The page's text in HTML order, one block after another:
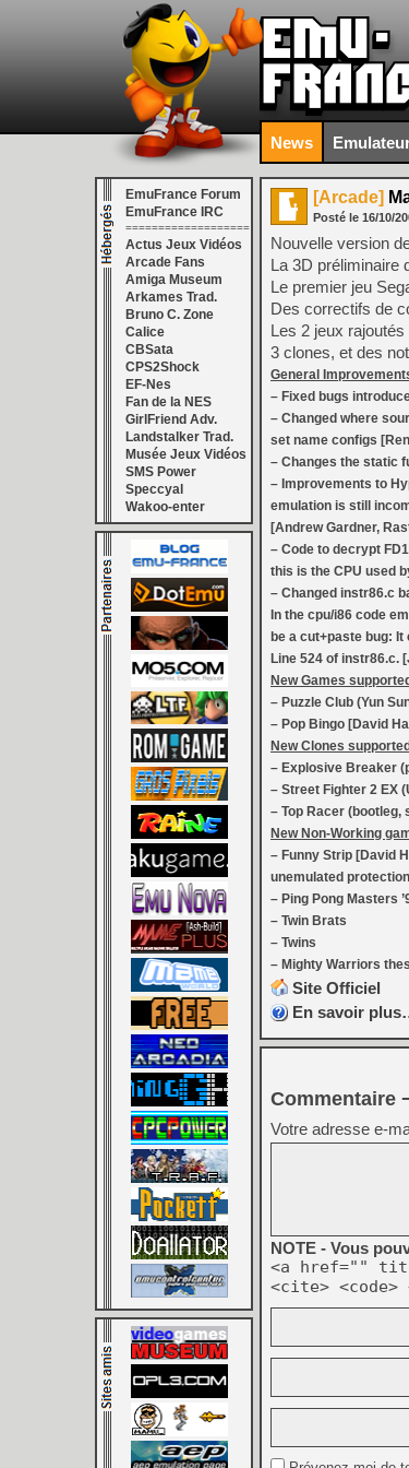
News
EmuFrance Forum
EmuFrance IRC
===================
Actus Jeux Vidéos
Arcade Fans
Amiga Museum
Arkames Trad.
Bruno C. Zone
Calice
CBSata
CPS2Shock
EF-Nes
Fan de la NES
GirlFriend Adv.
Landstalker Trad.
Musée Jeux Vidéos
SMS Power
Speccyal
Wakoo-enter
[Arcade]
Posté le 16/10/
Nouvelle version
La 3D préliminaire
Le premier jeu
Des correctifs de
Les 2 jeux rajoutés
3 clones, et des
General
– Fixed bugs
– Changed where
set name configs
– Changes the static
– Improvements to
emulation is still
[Andrew Gardner,
– Code to decrypt
this is the CPU used
– Changed instr86.c
In the cpu/i86 code
be a cut+paste bug:
Line 524 of instr86.c.
New Games
– Puzzle Club (Yun
– Pop Bingo [David
New Clones
– Explosive Breaker
– Street Fighter 2 EX
– Top Racer (bootleg,
New Non-Working
– Funny Strip [David
unemulated
– Ping Pong Masters
– Twin Brats
– Twins
– Mighty Warriors
Site Officiel
En savoir
Commentaire
Votre adresse e-
NOTE - Vous
<a href=""
<cite>